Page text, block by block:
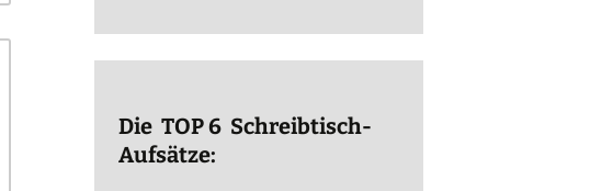
Die TOP 6 Schreibtisch-
Aufsätze: